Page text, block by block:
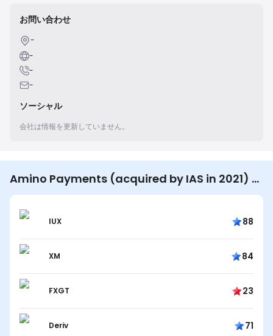
お問い合わせ
-
-
-
-
ソーシャル
会社は情報を更新していません。
Amino Payments (acquired by IAS in 2021) を
見ているユーザーは他にも…
IUX 88
XM 84
FXGT 23
Deriv 71